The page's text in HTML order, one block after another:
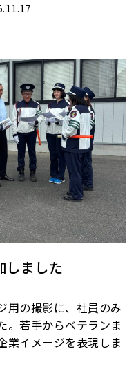
しました
用の撮影に、社員のみ
。若手からベテランま
業イメージを表現しま